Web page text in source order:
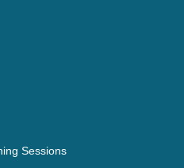
Sessions